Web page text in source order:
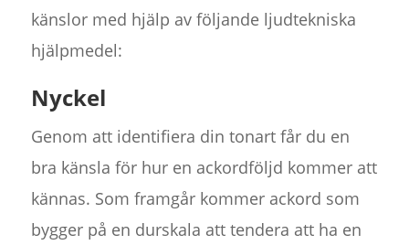
känslor med hjälp av följande ljudtekniska
hjälpmedel:
Nyckel
Genom att identifiera din tonart får du en
bra känsla för hur en ackordföljd kommer att
kännas. Som framgår kommer ackord som
bygger på en durskala att tendera att ha en